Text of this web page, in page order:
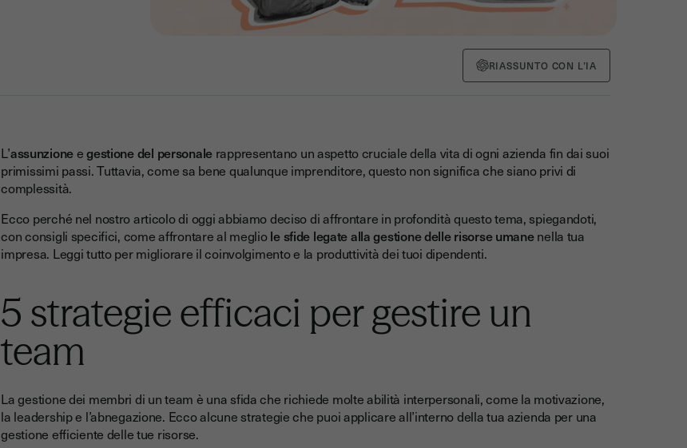
RIASSUNTO CON L’IA
L’assunzioneegestione del personale rappresentano un aspetto cruciale della vita di ogni azienda fin dai suoi
primissimi passi. Tuttavia, come sa bene qualunque imprenditore, questo non significa che siano privi di
complessità.
Ecco perché nel nostro articolo di oggi abbiamo deciso di affrontare in profondità questo tema, spiegandoti,
con consigli specifici, come affrontare al megliole sfide legate alla gestione delle risorse umanenella tua
impresa. Leggi tutto per migliorare il coinvolgimento e la produttività dei tuoi dipendenti.
5 strategie efficaci per gestire un
team
La gestione dei membri di un team è una sfida che richiede molte abilità interpersonali, come la motivazione,
la leadership e l’abnegazione. Ecco alcune strategie che puoi applicare all’interno della tua azienda per una
gestione efficiente delle tue risorse.